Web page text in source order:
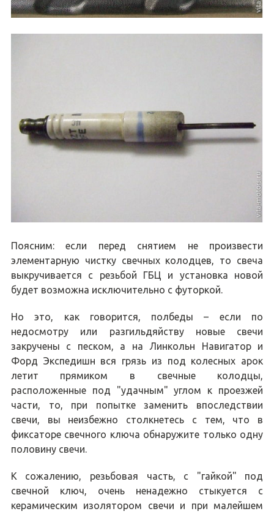
Поясним: если перед снятием не произвести
элементарную чистку свечных колодцев, то свеча
выкручивается с резьбой ГБЦ и установка новой
будет возможна исключительно с футоркой.
Но это, как говорится, полбеды – если по
недосмотру или разгильдяйству новые свечи
закручены с песком, а на Линкольн Навигатор и
Форд Экспедишн вся грязь из под колесных арок
летит прямиком в свечные колодцы,
расположенные под "удачным" углом к проезжей
части, то, при попытке заменить впоследствии
свечи, вы неизбежно столкнетесь с тем, что в
фиксаторе свечного ключа обнаружите только одну
половину свечи.
К сожалению, резьбовая часть, с "гайкой" под
свечной ключ, очень ненадежно стыкуется с
керамическим изолятором свечи и при малейшем